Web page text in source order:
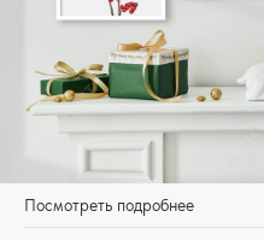
Посмотреть подробнее